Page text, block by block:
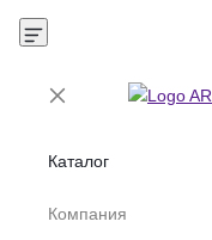
Каталог
Компания